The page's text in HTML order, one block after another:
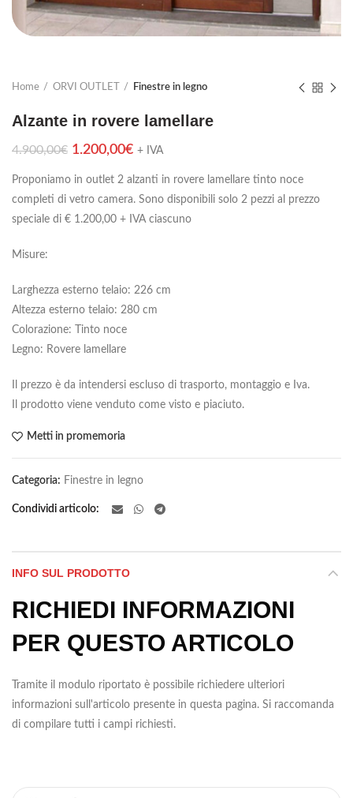
Home ORVI OUTLET Finestre in legno
Alzante in rovere lamellare
4.900,00€ 1.200,00€ + IVA
Proponiamo in outlet 2 alzanti in rovere lamellare tinto noce
completi di vetro camera. Sono disponibili solo 2 pezzi al prezzo
speciale di € 1.200,00 + IVA ciascuno
Misure:
Larghezza esterno telaio: 226 cm
Altezza esterno telaio: 280 cm
Colorazione: Tinto noce
Legno: Rovere lamellare
Il prezzo è da intendersi escluso di trasporto, montaggio e Iva.
Il prodotto viene venduto come visto e piaciuto.
Metti in promemoria
Categoria: Finestre in legno
Condividi articolo
INFO SUL PRODOTTO
RICHIEDI INFORMAZIONI
PER QUESTO ARTICOLO
Tramite il modulo riportato è possibile richiedere ulteriori
informazioni sull'articolo presente in questa pagina. Si raccomanda
di compilare tutti i campi richiesti.